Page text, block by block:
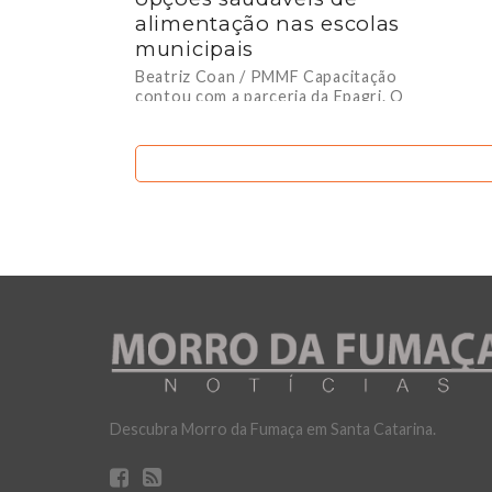
alimentação nas escolas
municipais
Beatriz Coan / PMMF Capacitação
contou com a parceria da Epagri. O
Descubra Morro da Fumaça em Santa Catarina.